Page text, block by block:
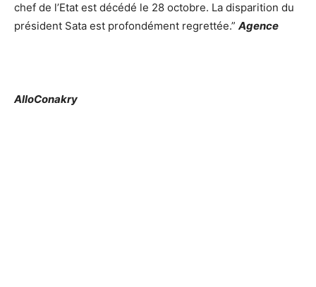
chef de l’Etat est décédé le 28 octobre. La disparition du
président Sata est profondément regrettée.” Agence
AlloConakry